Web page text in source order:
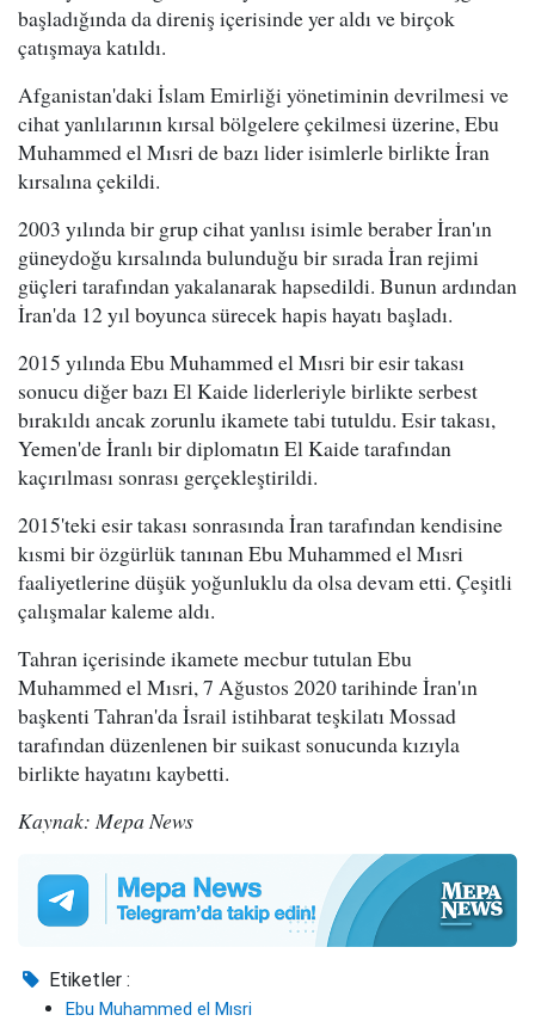
başladığında da direniş içerisinde yer aldı ve birçok
çatışmaya katıldı.
Afganistan'daki İslam Emirliği yönetiminin devrilmesi ve
cihat yanlılarının kırsal bölgelere çekilmesi üzerine, Ebu
Muhammed el Mısri de bazı lider isimlerle birlikte İran
kırsalına çekildi.
2003 yılında bir grup cihat yanlısı isimle beraber İran'ın
güneydoğu kırsalında bulunduğu bir sırada İran rejimi
güçleri tarafından yakalanarak hapsedildi. Bunun ardından
İran'da 12 yıl boyunca sürecek hapis hayatı başladı.
2015 yılında Ebu Muhammed el Mısri bir esir takası
sonucu diğer bazı El Kaide liderleriyle birlikte serbest
bırakıldı ancak zorunlu ikamete tabi tutuldu. Esir takası,
Yemen'de İranlı bir diplomatın El Kaide tarafından
kaçırılması sonrası gerçekleştirildi.
2015'teki esir takası sonrasında İran tarafından kendisine
kısmi bir özgürlük tanınan Ebu Muhammed el Mısri
faaliyetlerine düşük yoğunluklu da olsa devam etti. Çeşitli
çalışmalar kaleme aldı.
Tahran içerisinde ikamete mecbur tutulan Ebu
Muhammed el Mısri, 7 Ağustos 2020 tarihinde İran'ın
başkenti Tahran'da İsrail istihbarat teşkilatı Mossad
tarafından düzenlenen bir suikast sonucunda kızıyla
birlikte hayatını kaybetti.
Kaynak: Mepa News
Etiketler :
Ebu Muhammed el Mısri